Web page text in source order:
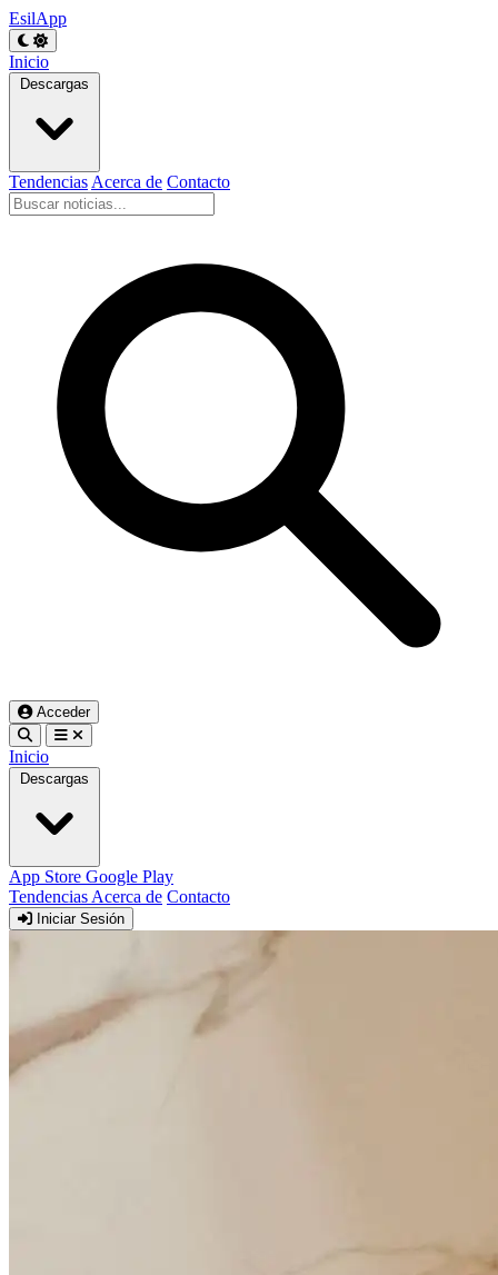
EsilApp
Inicio
Descargas
Tendencias Acerca de Contacto
Acceder
Inicio
Descargas
App Store Google Play
Tendencias Acerca de Contacto
Iniciar Sesión